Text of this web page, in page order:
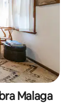
Malaga